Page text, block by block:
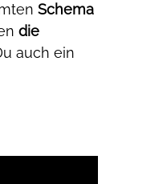
Schema
die
auch ein